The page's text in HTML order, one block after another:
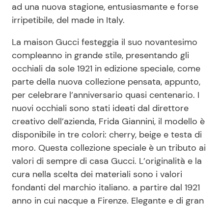
ad una nuova stagione, entusiasmante e forse
irripetibile, del made in Italy.
La maison Gucci festeggia il suo novantesimo
compleanno in grande stile, presentando gli
occhiali da sole 1921 in edizione speciale, come
parte della nuova collezione pensata, appunto,
per celebrare l’anniversario quasi centenario. I
nuovi occhiali sono stati ideati dal direttore
creativo dell’azienda, Frida Giannini, il modello è
disponibile in tre colori: cherry, beige e testa di
moro. Questa collezione speciale è un tributo ai
valori di sempre di casa Gucci. L’originalità e la
cura nella scelta dei materiali sono i valori
fondanti del marchio italiano. a partire dal 1921
anno in cui nacque a Firenze. Elegante e di gran